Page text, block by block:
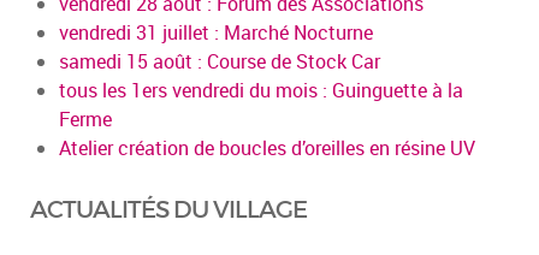
vendredi 31 juillet : Marché Nocturne
samedi 15 août : Course de Stock Car
tous les 1ers vendredi du mois : Guinguette à la
Ferme
Atelier création de boucles d’oreilles en résine UV
ACTUALITÉS DU VILLAGE